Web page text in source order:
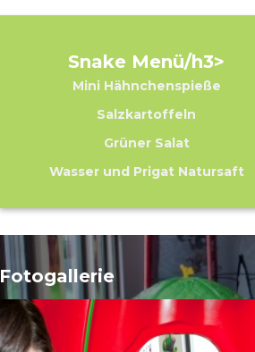
Snake Menü/h3>
Mini Hähnchenspieße
Salzkartoffeln
Grüner Salat
Wasser und Prigat Natursaft
Fotogallerie